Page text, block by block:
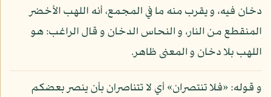
دخان فيه، و يقرب منه ما في المجمع، أنه اللهب الأخضر
المنقطع من النار، و النحاس الدخان و قال الراغب: هو
اللهب بلا دخان و المعنى ظاهر.
و قوله: «فلا تنتصران» أي لا تتناصران بأن ينصر بعضكم